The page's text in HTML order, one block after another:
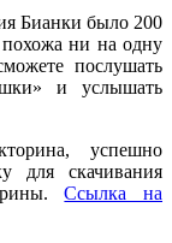
Бианки было 200
ни на одну
послушать
и услышать
успешно
для скачивания
Ссылка на